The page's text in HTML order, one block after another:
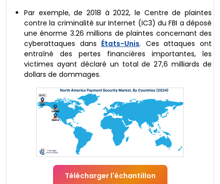
Par exemple, de 2018 à 2022, le Centre de plaintes
contre la criminalité sur Internet (IC3) du FBI a déposé
une énorme 3.26 millions de plaintes concernant des
cyberattaques dans États-Unis. Ces attaques ont
entraîné des pertes financières importantes, les
victimes ayant déclaré un total de 27,6 milliards de
dollars de dommages.
Télécharger l'échantillon